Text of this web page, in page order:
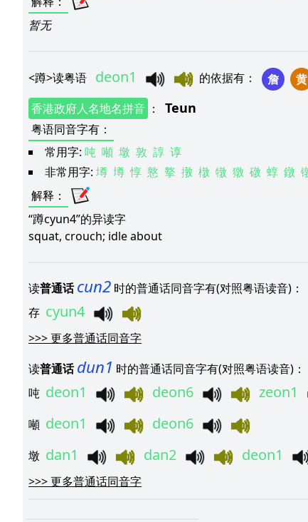
暂无
<蹲>读粤语 deon1 的依据有 ： 詹 黄
香港政府人名地名拼音 ： Teun
粤语同音字有 ：
常用字: 吨 噸 墩 敦 諄 谆
非常用字: 墫 壿 惇 憝 撉 撴 橔 犜 獤 礅 蜳 鐓
解释 ：
“蹲cyun4”的异读字
squat, crouch; idle about
读普通话 cun2 时的普通话同音字有(对照粤语读音)：
存 cyun4
>>>更多普通话同音字
读普通话 dun1 时的普通话同音字有(对照粤语读音)：
吨 deon1 deon6 zeon1
噸 deon1 deon6
墩 dan1 dan2 deon1
>>>更多普通话同音字